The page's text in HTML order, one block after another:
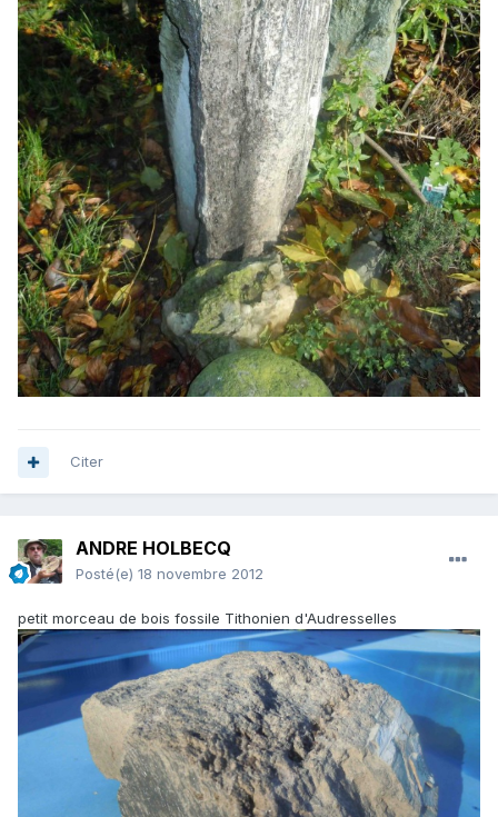
Citer
ANDRE HOLBECQ
Posté(e) 18 novembre 2012
petit morceau de bois fossile Tithonien d'Audresselles